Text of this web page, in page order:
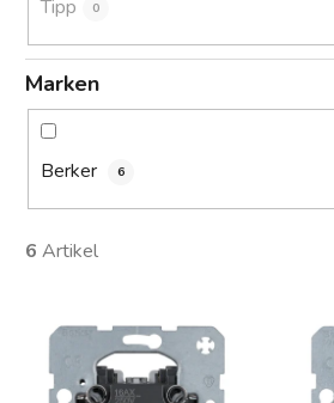
Tipp 0
Marken
Berker 6
6 Artikel